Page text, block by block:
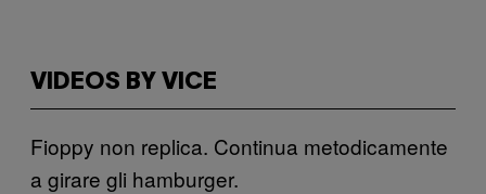
VIDEOS BY VICE
Fioppy non replica. Continua metodicamente
a girare gli hamburger.